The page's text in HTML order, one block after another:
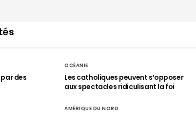
des
OCÉANIE
Les catholiques peuvent s’opposer
aux spectacles ridiculisant la foi
AMÉRIQUE DU NORD